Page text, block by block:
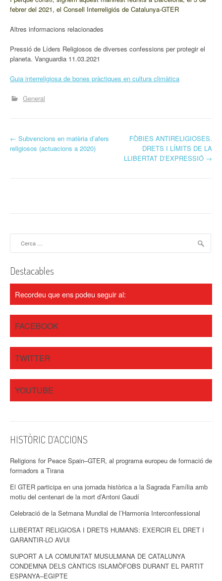
febrer del 2021, el Consell Interreligiós de Catalunya-GTER
Altres informacions relacionades
Pressió de Líders Religiosos de diverses confessions per protegir el
planeta. Vanguardia 11.03.2021
Guia interreligiosa de bones pràctiques en cultura climàtica
General
P
a
v
i
g
a
t
i
o
n
← Subvencions en matèria d’afers
religiosos (actuacions a 2020)
FÒBIES ANTIRELIGIOSES.
DRETS I LÍMITS DE LA
LLIBERTAT D’EXPRESSIÓ →
Destacables
Recordeu que ens podeu seguir al:
FACEBOOK
TWITTER
YOUTUBE
HISTÒRIC D’ACCIONS
Religions for Peace Spain–GTER, al programa europeu de formació de
formadors a Tirana
El GTER participa en una jornada històrica a la Sagrada Família amb
motiu del centenari de la mort d’Antoni Gaudí
Celebració de la Setmana Mundial de l’Harmonia Interconfessional
LLIBERTAT RELIGIOSA I DRETS HUMANS: EXERCIR EL DRET I
GARANTIR-LO AVUI
SUPORT A LA COMUNITAT MUSULMANA DE CATALUNYA
CONDEMNA DELS CÀNTICS ISLAMÒFOBS DURANT EL PARTIT
ESPANYA–EGIPTE